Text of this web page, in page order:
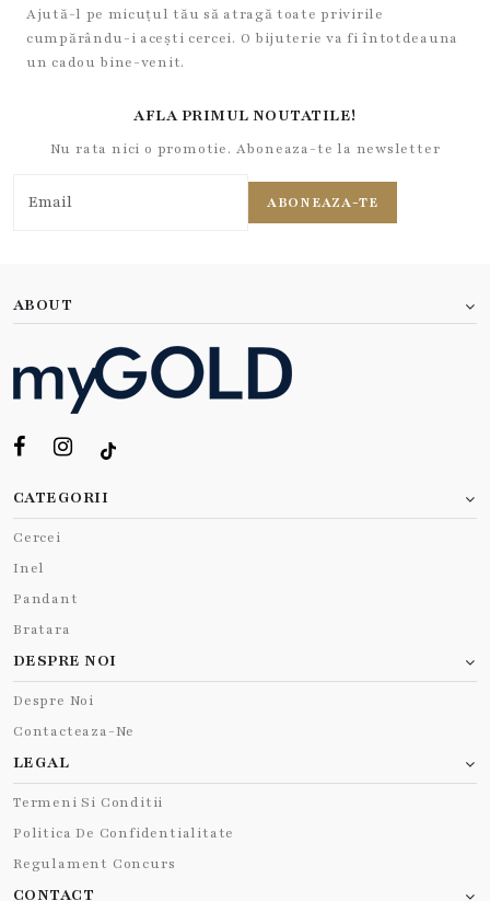
Ajută-l pe micuțul tău să atragă toate privirile
cumpărându-i acești cercei. O bijuterie va fi întotdeauna
un cadou bine-venit.
AFLA PRIMUL NOUTATILE!
Nu rata nici o promotie. Aboneaza-te la newsletter
ABONEAZA-TE
ABOUT
CATEGORII
Cercei
Inel
Pandant
Bratara
DESPRE NOI
Despre Noi
Contacteaza-Ne
LEGAL
Termeni Si Conditii
Politica De Confidentialitate
Regulament Concurs
CONTACT